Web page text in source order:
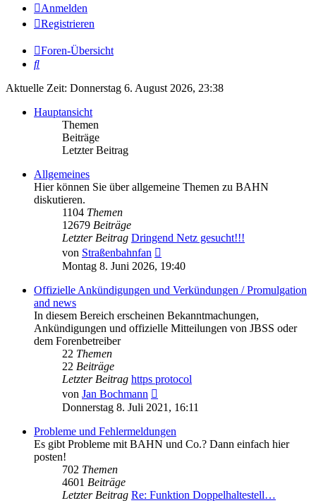
Anmelden
Registrieren
Foren-Übersicht
Suche
Aktuelle Zeit: Donnerstag 6. August 2026, 23:38
Hauptansicht
Themen
Beiträge
Letzter Beitrag
Allgemeines
Hier können Sie über allgemeine Themen zu BAHN
diskutieren.
1104 Themen
12679 Beiträge
Letzter Beitrag Dringend Netz gesucht!!!
von Straßenbahnfan
Beitrag
Montag 8. Juni 2026, 19:40
Offizielle Ankündigungen und Verkündungen / Promulgation
and news
In diesem Bereich erscheinen Bekanntmachungen,
Ankündigungen und offizielle Mitteilungen von JBSS oder
dem Forenbetreiber
22 Themen
22 Beiträge
Letzter Beitrag https protocol
von Jan Bochmann
Beitrag
Donnerstag 8. Juli 2021, 16:11
Probleme und Fehlermeldungen
Es gibt Probleme mit BAHN und Co.? Dann einfach hier
posten!
702 Themen
4601 Beiträge
Letzter Beitrag Re: Funktion Doppelhaltestell…